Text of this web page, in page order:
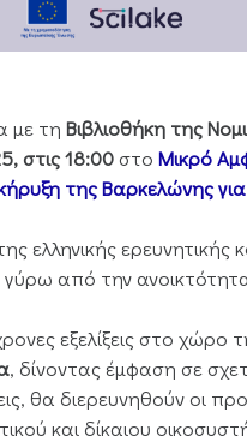
με τη Βιβλιοθήκη της
στις 18:00 στο Μικρό
της Βαρκελώνης
ελληνικής ερευνητικής
από την
εξελίξεις στο χώρο
, δίνοντας έμφαση σε
θα διερευνηθούν οι
και δίκαιου